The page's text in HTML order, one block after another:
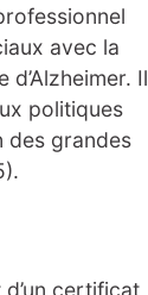
avec la
d’Alzheimer. Il
politiques
des grandes
certificat